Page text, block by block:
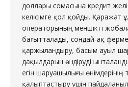
доллары сомасына кредит
келісімге қол қойды. Қаражат
операторының меншікті
бағытталады, сондай-ақ
қаржыландыру, басым ауыл
дақылдарын өндіруді
егін шаруашылығы
қалыптастыру үшін